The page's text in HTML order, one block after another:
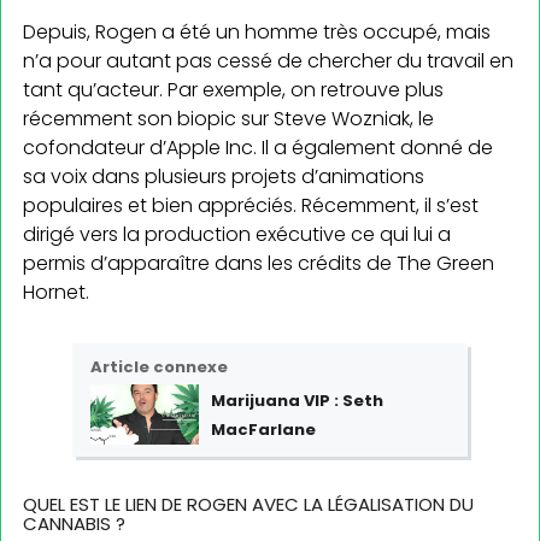
Depuis, Rogen a été un homme très occupé, mais
n’a pour autant pas cessé de chercher du travail en
tant qu’acteur. Par exemple, on retrouve plus
récemment son biopic sur Steve Wozniak, le
cofonda­teur d’Apple Inc. Il a également donné de
sa voix dans plusieurs projets d’animations
populaires et bien appréciés. Récemment, il s’est
dirigé vers la production exécutive ce qui lui a
permis d’appa­raître dans les crédits de The Green
Hornet.
Article connexe
Marijuana VIP : Seth
MacFarlane
QUEL EST LE LIEN DE ROGEN AVEC LA LÉGALISATION DU
CANNABIS ?